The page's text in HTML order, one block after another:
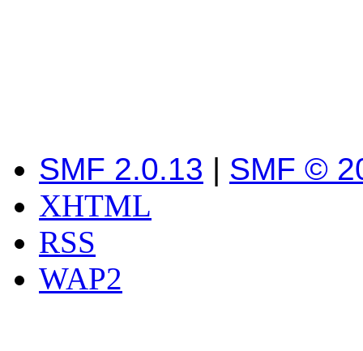
SMF 2.0.13 | SMF ©
XHTML
RSS
WAP2